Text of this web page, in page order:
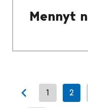
Mennyt
Previous page
1 2